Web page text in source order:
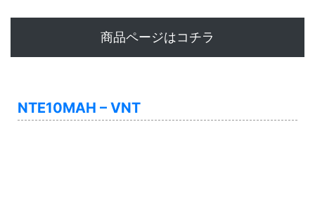
商品ページはコチラ
NTE10MAH – VNT